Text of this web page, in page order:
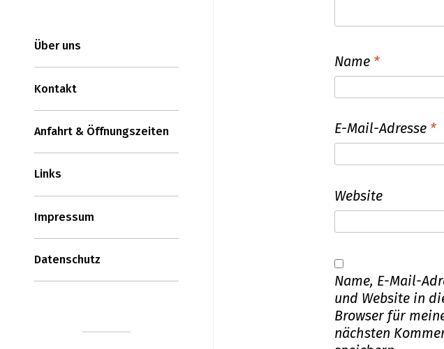
Name *
E-Mail-Adresse *
Website
Name, E-Mail-
und Website in
Browser für
nächsten
Über uns
Kontakt
Anfahrt & Öffnungszeiten
Links
Impressum
Datenschutz